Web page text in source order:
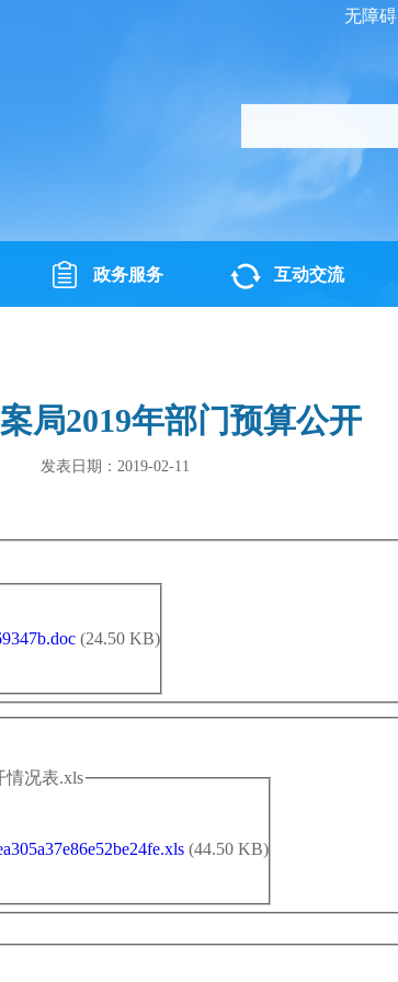
无障碍
政务服务 互动交流
局2019年部门预算公开
发表日期：2019-02-11
(24.50 KB)
情况表.xls
(44.50 KB)